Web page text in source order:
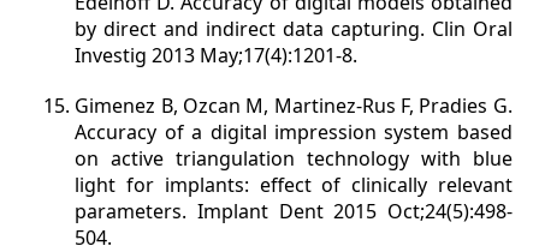
by direct and indirect data capturing. Clin Oral
Investig 2013 May;17(4):1201-8.
Gimenez B, Ozcan M, Martinez-Rus F, Pradies G.
Accuracy of a digital impression system based
on active triangulation technology with blue
light for implants: effect of clinically relevant
parameters. Implant Dent 2015 Oct;24(5):498-
504.